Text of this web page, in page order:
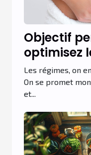
Objectif
optimisez
ce
Les régimes, on
On se promet
et...